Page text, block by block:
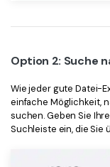
Option 2: Suche
Wie jeder gute Datei-
einfache Möglichkeit,
suchen. Geben Sie
Suchleiste ein, die Sie